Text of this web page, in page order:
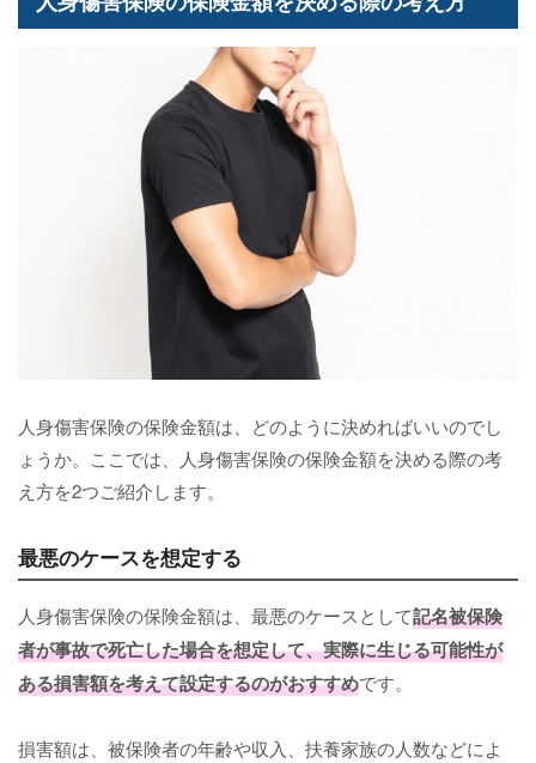
人身傷害保険の保険金額は、どのように決めればいいのでし
ょうか。ここでは、人身傷害保険の保険金額を決める際の考
え方を2つご紹介します。
最悪のケースを想定する
人身傷害保険の保険金額は、最悪のケースとして記名被保険
者が事故で死亡した場合を想定して、実際に生じる可能性が
ある損害額を考えて設定するのがおすすめです。
損害額は、被保険者の年齢や収入、扶養家族の人数などによ